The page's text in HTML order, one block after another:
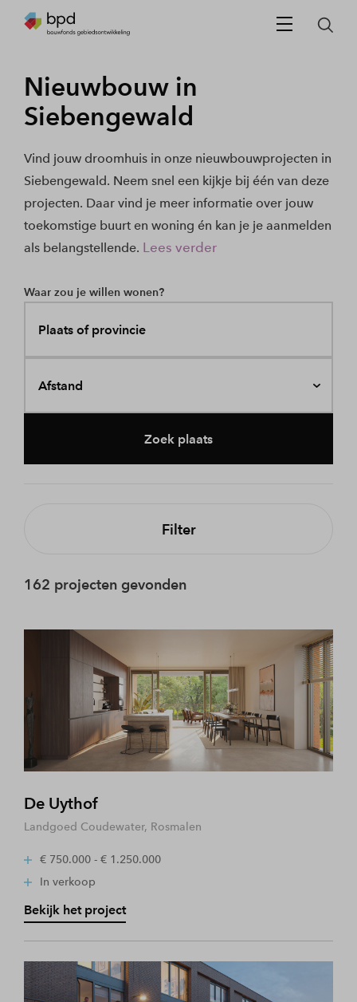
Nieuwbouw in
Siebengewald
Vind jouw droomhuis in onze nieuwbouwprojecten in
Siebengewald. Neem snel een kijkje bij één van deze
projecten. Daar vind je meer informatie over jouw
toekomstige buurt en woning én kan je je aanmelden
als belangstellende. Lees verder
Waar zou je willen wonen?
Plaats of provincie
Afstand
Zoek plaats
Filter
162 projecten gevonden
De Uythof
Landgoed Coudewater, Rosmalen
€ 750.000 - € 1.250.000
In verkoop
Bekijk het project